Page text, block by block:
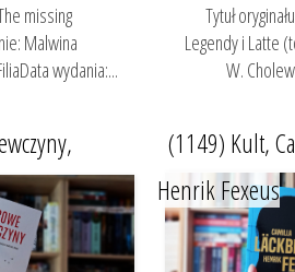
missing
Malwina
wydania:...
Tytuł
Legendy i Latte
W.
(1149) Kult,
Henrik Fexeus